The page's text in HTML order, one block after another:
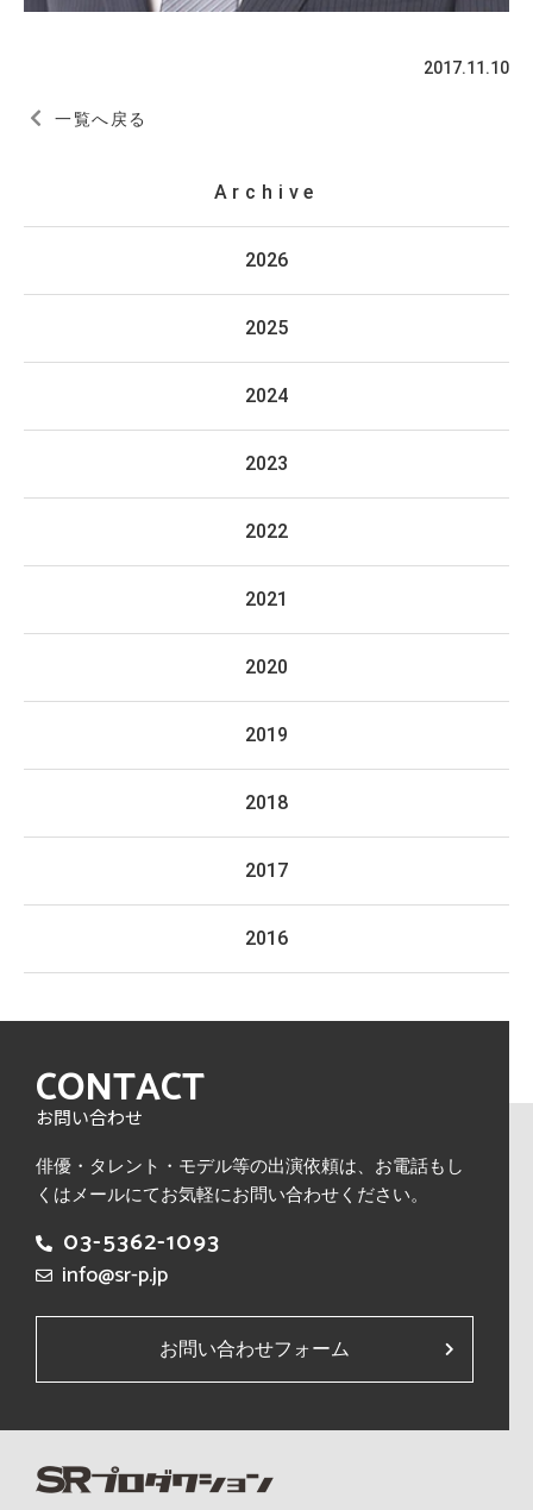
2017.11.10
一覧へ戻る
Archive
2026
2025
2024
2023
2022
2021
2020
2019
2018
2017
2016
CONTACT
お問い合わせ
俳優・タレント・モデル等の出演依頼は、 お電話もし
くはメールにてお気軽にお問い合わせください。
03-5362-1093
info@sr-p.jp
お問い合わせフォーム